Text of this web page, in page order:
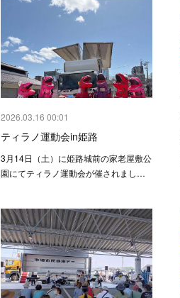
2026.03.16 00:01
ティラノ運動会in姫路
3月14日（土）に姫路城前の家老屋敷公
園にてティラノ運動会が催されまし…